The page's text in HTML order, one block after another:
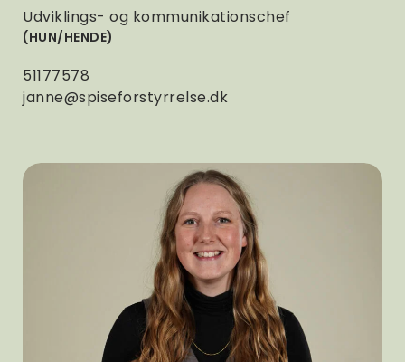
Udviklings- og kommunikationschef
HUN/HENDE
51177578
janne@spiseforstyrrelse.dk